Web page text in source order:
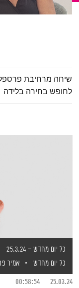
תמצית הפודקאסט
שיחה מרחיבת
לחופש בחירה בלידה
כל יום מחדש – 25.3.24
כל יום מחדש
אמיר
25.03.24
00:58:54